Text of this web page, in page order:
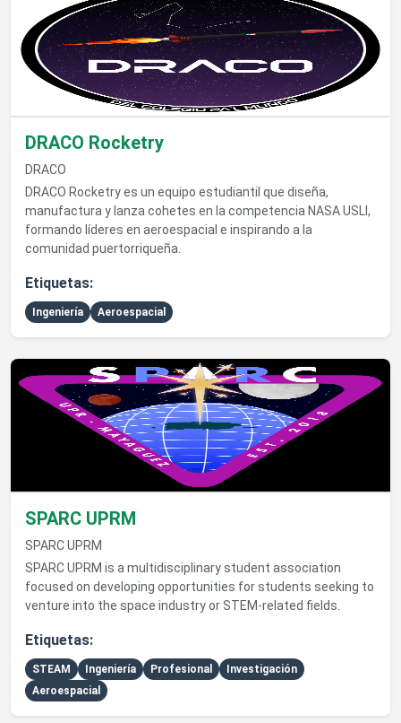
DRACO Rocketry
DRACO
DRACO Rocketry es un equipo estudiantil que diseña,
manufactura y lanza cohetes en la competencia NASA USLI,
formando líderes en aeroespacial e inspirando a la
comunidad puertorriqueña.
Etiquetas:
Ingeniería Aeroespacial
Ver detalles de SPARC UPRM
SPARC UPRM
SPARC UPRM
SPARC UPRM is a multidisciplinary student association
focused on developing opportunities for students seeking to
venture into the space industry or STEM-related fields.
Etiquetas:
STEAM Ingeniería Profesional
Investigación
Aeroespacial